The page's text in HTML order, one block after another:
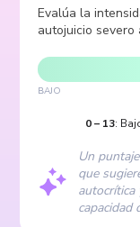
Evalúa la
autojuicio severo
BAJO
0– 13:
Un
que
autocrítica
capacidad